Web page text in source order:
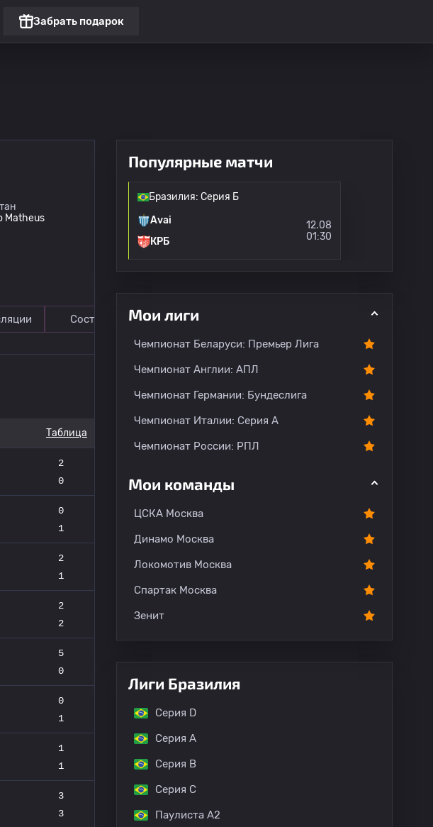
Забрать подарок
Matheus
Состав О команде
Таблица
2
0
0
1
2
1
2
2
5
0
0
1
1
1
3
3
Популярные матчи
Бразилия: Серия Б
Avai
КРБ
12.08
01:30
Мои лиги
Чемпионат Беларуси: Премьер Лига
Чемпионат Англии: АПЛ
Чемпионат Германии: Бундеслига
Чемпионат Италии: Серия А
Чемпионат России: РПЛ
Мои команды
ЦСКА Москва
Динамо Москва
Локомотив Москва
Спартак Москва
Зенит
Лиги Бразилия
Серия D
Серия А
Серия B
Серия C
Паулиста A2